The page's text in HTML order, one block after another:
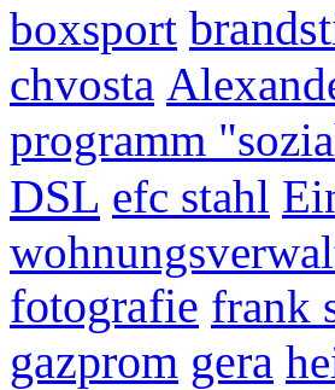
boxsport
chvosta
programm
DSL efc stahl
fotografie frank
gazprom gera